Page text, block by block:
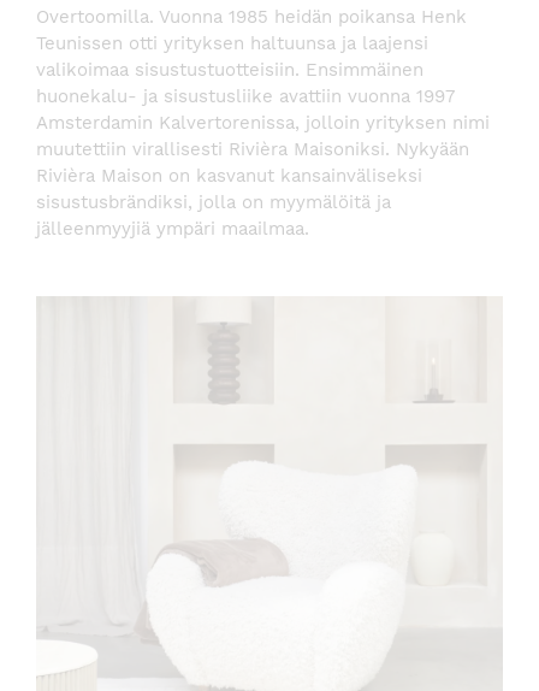
Overtoomilla. Vuonna 1985 heidän poikansa Henk
Teunissen otti yrityksen haltuunsa ja laajensi
valikoimaa sisustustuotteisiin. Ensimmäinen
huonekalu- ja sisustusliike avattiin vuonna 1997
Amsterdamin Kalvertorenissa, jolloin yrityksen nimi
muutettiin virallisesti Rivièra Maisoniksi. Nykyään
Rivièra Maison on kasvanut kansainväliseksi
sisustusbrändiksi, jolla on myymälöitä ja
jälleenmyyjiä ympäri maailmaa.